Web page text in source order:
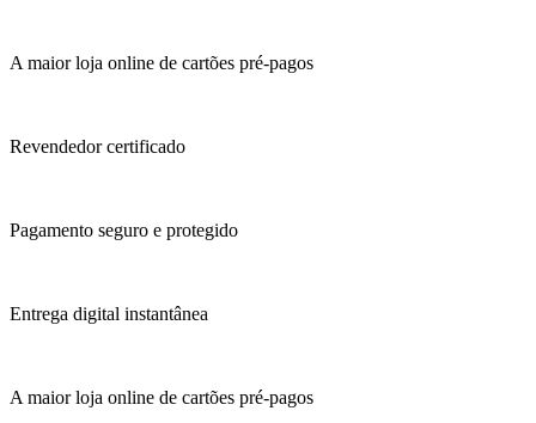
A maior loja online de cartões pré-pagos
Revendedor certificado
Pagamento seguro e protegido
Entrega digital instantânea
A maior loja online de cartões pré-pagos